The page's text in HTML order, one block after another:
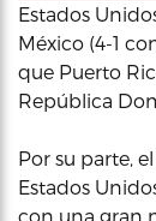
Estados
México (4-1
que Puerto
República
Por su parte,
Estados
con una gran